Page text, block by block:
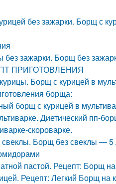
без зажарки. Борщ с
без зажарки. Борщ без
ПРИГОТОВЛЕНИЯ
Борщ с курицей в
борща:
борщ с курицей в
Диетический пп-
скороварке.
свеклы. Борщ без свеклы —
пастой. Рецепт: Борщ
Рецепт: Легкий Борщ на